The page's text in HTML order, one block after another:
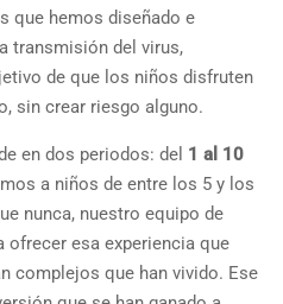
que hemos diseñado e
transmisión del virus,
de que los niños disfruten
sin crear riesgo alguno.
en dos periodos: del 1 al 10
a niños de entre los 5 y los
nunca, nuestro equipo de
ofrecer esa experiencia que
complejos que han vivido. Ese